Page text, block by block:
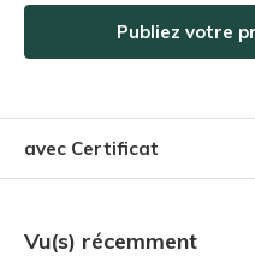
Publiez votre
avec Certificat
Vu(s) récemment